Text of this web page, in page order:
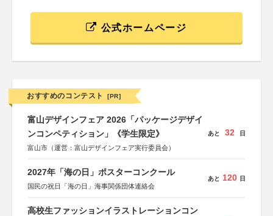
公式ホームページ
おすすめのコンテスト [PR]
富山デザインフェア 2026「パッケージデザイ
ンコンペティション」《学生限定》
富山市（運営：富山デザインフェア実行委員会）
あと 32 日
2027年「海の日」ポスターコンクール
国民の祝日「海の日」海事関係団体連絡会
あと 120 日
高校生ファッションイラストレーションコン